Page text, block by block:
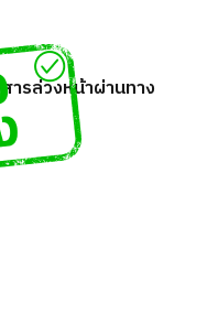
ารล่วงหน้าผ่านทาง